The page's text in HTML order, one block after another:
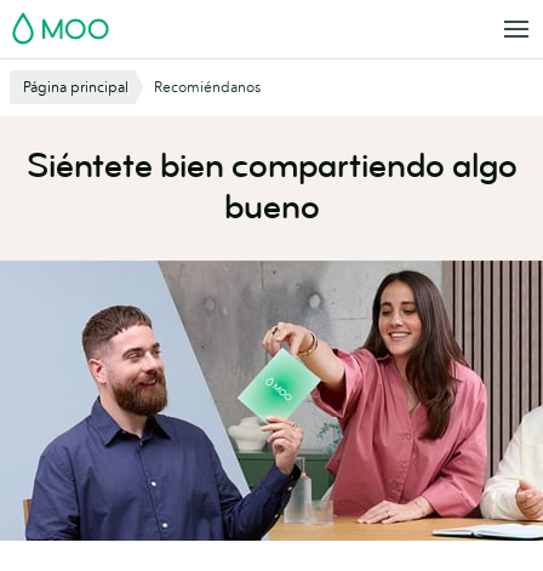
Saltar
al
principal
MOO
Página principal Recomiéndanos
Siéntete bien compartiendo algo
bueno